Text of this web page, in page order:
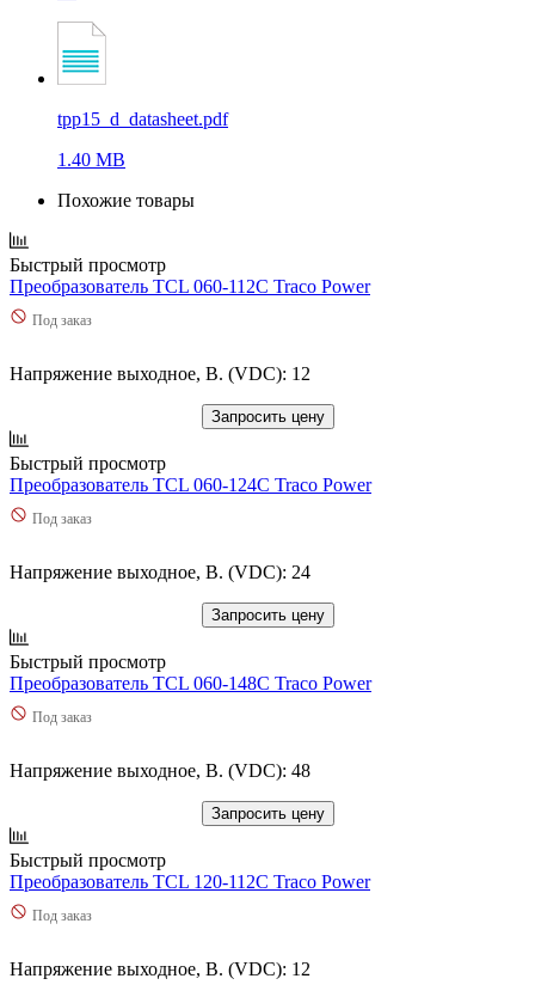
tpp15_d_datasheet.pdf
1.40 MB
Похожие товары
Быстрый просмотр
Преобразователь TCL 060-112C Traco Power
Под заказ
Напряжение выходное, В. (VDC): 12
Запросить цену
Быстрый просмотр
Преобразователь TCL 060-124C Traco Power
Под заказ
Напряжение выходное, В. (VDC): 24
Запросить цену
Быстрый просмотр
Преобразователь TCL 060-148C Traco Power
Под заказ
Напряжение выходное, В. (VDC): 48
Запросить цену
Быстрый просмотр
Преобразователь TCL 120-112C Traco Power
Под заказ
Напряжение выходное, В. (VDC): 12